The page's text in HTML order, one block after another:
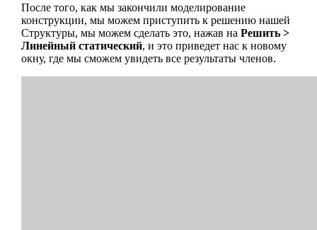
После того, как мы закончили моделирование
конструкции, мы можем приступить к решению нашей
Структуры, мы можем сделать это, нажав на Решить >
Линейный статический, и это приведет нас к новому
окну, где мы сможем увидеть все результаты членов.